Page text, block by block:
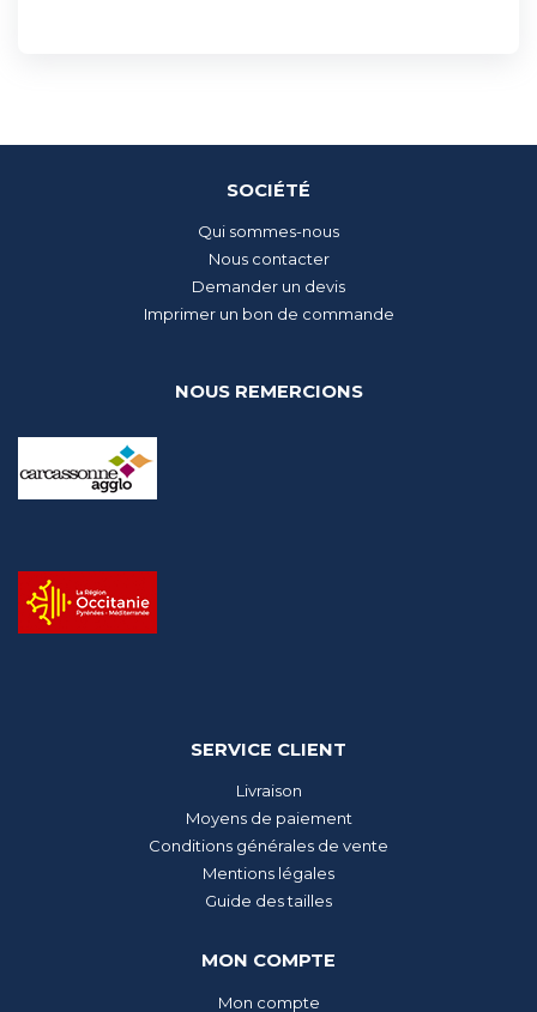
SOCIÉTÉ
Qui sommes-nous
Nous contacter
Demander un devis
Imprimer un bon de commande
NOUS REMERCIONS
SERVICE CLIENT
Livraison
Moyens de paiement
Conditions générales de vente
Mentions légales
Guide des tailles
MON COMPTE
Mon compte